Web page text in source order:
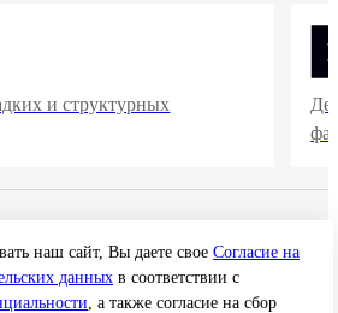
и структурных
конфиденциальности
персональных данных
Публичная оферта
Карта сайта
наш сайт, Вы даете свое Согласие на
данных в соответствии с
, а также согласие на сбор